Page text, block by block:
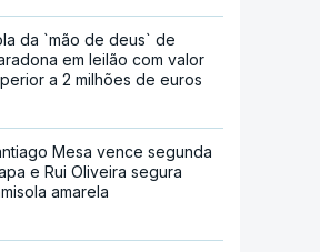
da `mão de deus` de
em leilão com valor
a 2 milhões de euros
Mesa vence segunda
e Rui Oliveira segura
amarela